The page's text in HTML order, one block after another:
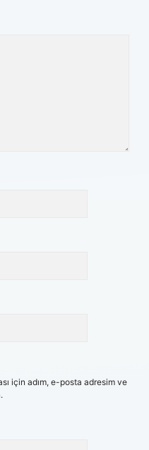
için adım, e-posta adresim ve